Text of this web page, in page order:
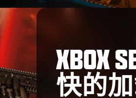
XBOX
快的